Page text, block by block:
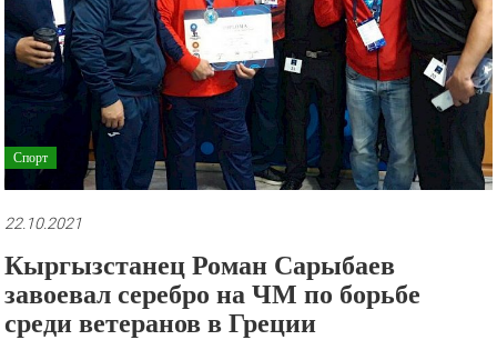
рекламные
ролики
презентации.
Спорт
22.10.2021
Кыргызстанец Роман Сарыбаев
завоевал серебро на ЧМ по борьбе
среди ветеранов в Греции